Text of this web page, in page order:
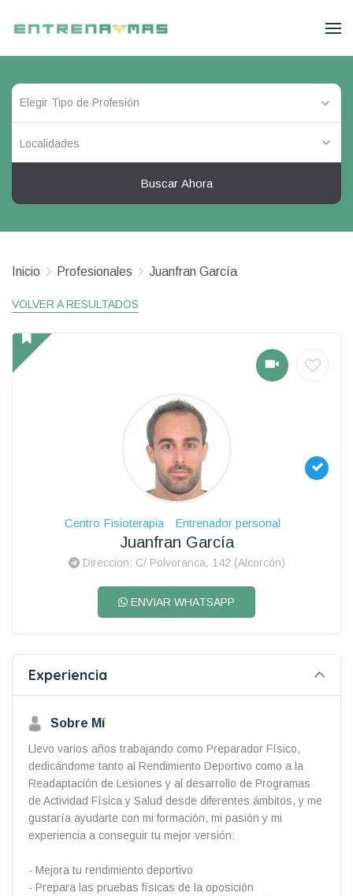
Localidades
Buscar Ahora
Inicio Profesionales Juanfran García
VOLVER A RESULTADOS
Centro Fisioterapia Entrenador personal
Juanfran García
Direccion: C/ Polvoranca, 142 (Alcorcón)
ENVIAR WHATSAPP
Experiencia
Sobre Mí
Llevo varios años trabajando como Preparador Físico,
dedicándome tanto al Rendimiento Deportivo como a la
Readaptación de Lesiones y al desarrollo de Programas
de Actividad Física y Salud desde diferentes ámbitos, y me
gustaría ayudarte con mi formación, mi pasión y mi
experiencia a conseguir tu mejor versión:
- Mejora tu rendimiento deportivo
- Prepara las pruebas físicas de la oposición